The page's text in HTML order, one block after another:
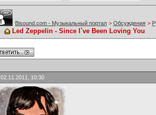
Bisound.com - Музыкальный портал > Обсуждения >
Led Zeppelin - Since I`ve Been Loving You
02.11.2011, 10:30